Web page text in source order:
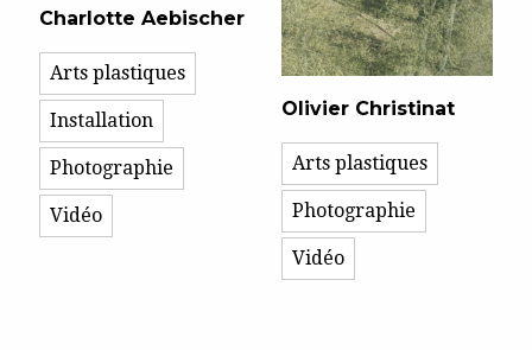
Olivier Christinat
Arts plastiques
Photographie
Vidéo
Charlotte Aebischer
Arts plastiques
Installation
Photographie
Vidéo